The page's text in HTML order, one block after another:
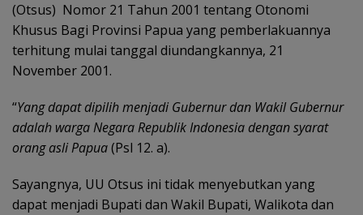
(Otsus) Nomor 21 Tahun 2001 tentang Otonomi
Khusus Bagi Provinsi Papua yang pemberlakuannya
terhitung mulai tanggal diundangkannya, 21
November 2001.
“Yang dapat dipilih menjadi Gubernur dan Wakil Gubernur
adalah warga Negara Republik Indonesia dengan syarat
orang asli Papua(Psl 12. a).
Sayangnya, UU Otsus ini tidak menyebutkan yang
dapat menjadi Bupati dan Wakil Bupati, Walikota dan